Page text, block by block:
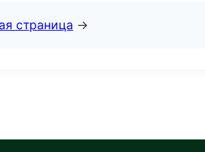
страница →